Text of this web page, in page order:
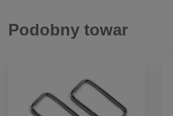
Podobny towar